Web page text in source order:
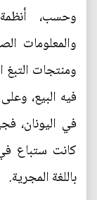
وحسب،
والمعلومات
ومنتجات
فيه البيع،
في اليونان،
كانت ستباع
باللغة المجرية.